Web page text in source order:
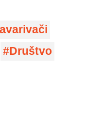
Društvo